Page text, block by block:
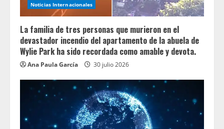
Noticias Internacionales
La familia de tres personas que murieron en el
devastador incendio del apartamento de la abuela de
Wylie Park ha sido recordada como amable y devota.
Ana Paula García 30 julio 2026